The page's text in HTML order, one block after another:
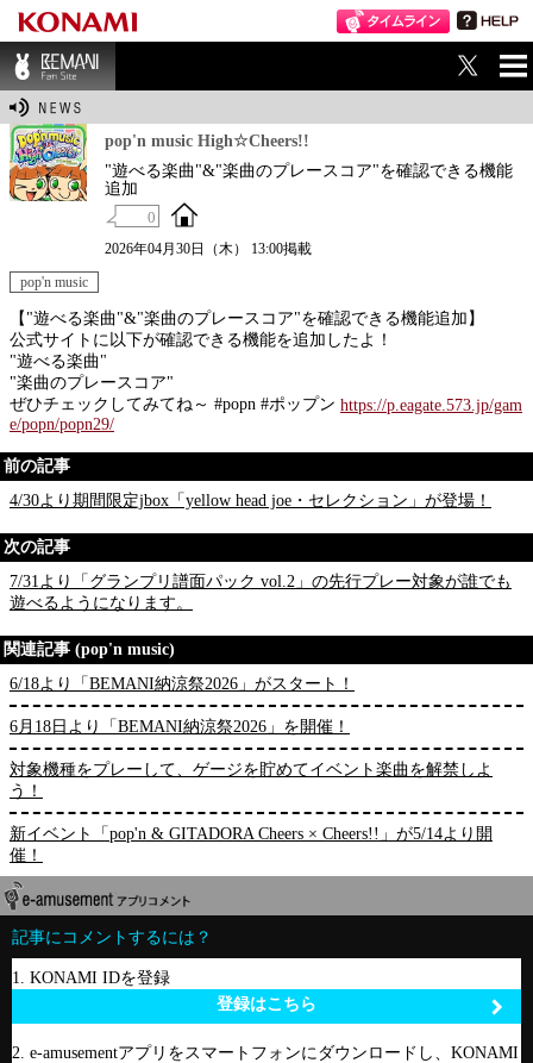
BEMANI Fan Sit
pop'n music High☆Cheers!!
"遊べる楽曲"&"楽曲のプレースコア"を確認できる機能
追加
0
2026年04月30日（木） 13:00掲載
pop'n music
【"遊べる楽曲"&"楽曲のプレースコア"を確認できる機能追加】
公式サイトに以下が確認できる機能を追加したよ！
"遊べる楽曲"
"楽曲のプレースコア"
ぜひチェックしてみてね～ #popn #ポップン https://p.eagate.573.jp/gam
e/popn/popn29/
前の記事
4/30より期間限定jbox「yellow head joe・セレクション」が登場！
次の記事
7/31より「グランプリ譜面パック vol.2」の先行プレー対象が誰でも
遊べるようになります。
関連記事 (pop'n music)
6/18より「BEMANI納涼祭2026」がスタート！
6月18日より「BEMANI納涼祭2026」を開催！
対象機種をプレーして、ゲージを貯めてイベント楽曲を解禁しよ
う！
新イベント「pop'n & GITADORA Cheers × Cheers!!」が5/14より開
催！
記事にコメントするには？
1. KONAMI IDを登録
登録はこちら
2. e-amusementアプリをスマートフォンにダウンロードし、KONAMI